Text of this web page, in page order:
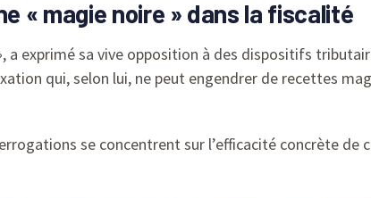
« magie noire » dans la fiscalité
a exprimé sa vive opposition à des dispositifs
qui, selon lui, ne peut engendrer de recettes
se concentrent sur l’efficacité concrète de